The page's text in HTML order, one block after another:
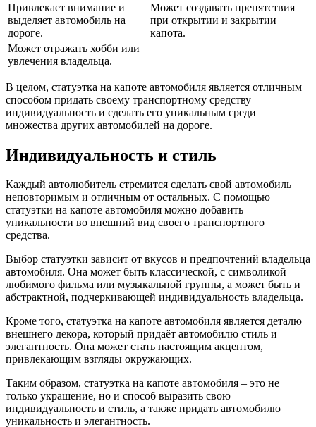
Привлекает внимание и
выделяет автомобиль на
дороге.
Может создавать препятствия
при открытии и закрытии
капота.
Может отражать хобби или
увлечения владельца.
В целом, статуэтка на капоте автомобиля является отличным
способом придать своему транспортному средству
индивидуальность и сделать его уникальным среди
множества других автомобилей на дороге.
Индивидуальность и стиль
Каждый автолюбитель стремится сделать свой автомобиль
неповторимым и отличным от остальных. С помощью
статуэтки на капоте автомобиля можно добавить
уникальности во внешний вид своего транспортного
средства.
Выбор статуэтки зависит от вкусов и предпочтений владельца
автомобиля. Она может быть классической, с символикой
любимого фильма или музыкальной группы, а может быть и
абстрактной, подчеркивающей индивидуальность владельца.
Кроме того, статуэтка на капоте автомобиля является деталю
внешнего декора, который придаёт автомобилю стиль и
элегантность. Она может стать настоящим акцентом,
привлекающим взгляды окружающих.
Таким образом, статуэтка на капоте автомобиля – это не
только украшение, но и способ выразить свою
индивидуальность и стиль, а также придать автомобилю
уникальность и элегантность.